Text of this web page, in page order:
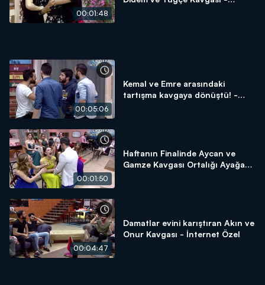
00:01:48
00:05:06
Kemal ve Emre arasındaki
tartışma kavgaya dönüştü! -
00:01:50
Haftanın Finalinde Aycan ve
Gamze Kavgası Ortalığı Ayağa
00:04:47
Damatlar evini karıştıran Akın ve
Onur Kavgası - İnternet Özel